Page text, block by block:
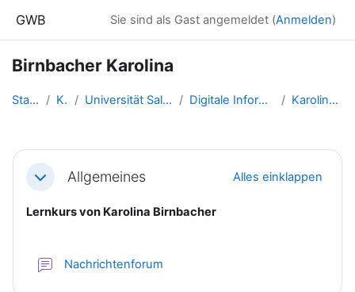
GWB Sie sind als Gast angemeldet (Anmelden)
Birnbacher Karolina
Startseite Kurse Universität Salzburg - 2017 un... Digitale Information - SS 2016... Karolina Birnbacher
Abschnittsübersicht
EinklappenAllgemeines Alles einklappen
Lernkurs von Karolina Birnbacher
Nachrichtenforum